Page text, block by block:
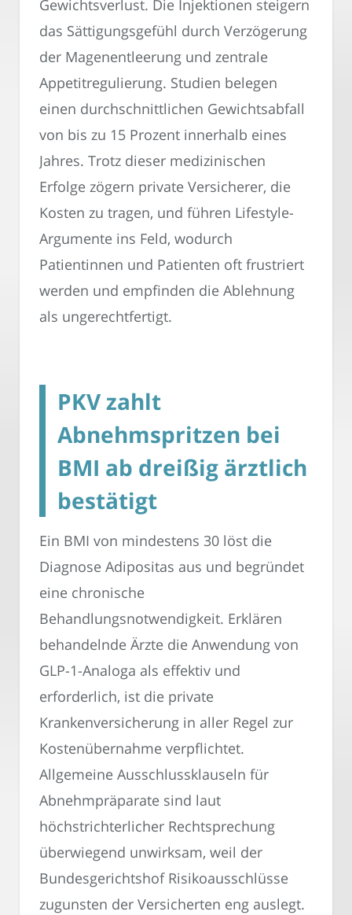
Gewichtsverlust. Die Injektionen steigern
das Sättigungsgefühl durch Verzögerung
der Magenentleerung und zentrale
Appetitregulierung. Studien belegen
einen durchschnittlichen Gewichtsabfall
von bis zu 15 Prozent innerhalb eines
Jahres. Trotz dieser medizinischen
Erfolge zögern private Versicherer, die
Kosten zu tragen, und führen Lifestyle-
Argumente ins Feld, wodurch
Patientinnen und Patienten oft frustriert
werden und empfinden die Ablehnung
als ungerechtfertigt.
PKV zahlt
Abnehmspritzen bei
BMI ab dreißig ärztlich
bestätigt
Ein BMI von mindestens 30 löst die
Diagnose Adipositas aus und begründet
eine chronische
Behandlungsnotwendigkeit. Erklären
behandelnde Ärzte die Anwendung von
GLP-1-Analoga als effektiv und
erforderlich, ist die private
Krankenversicherung in aller Regel zur
Kostenübernahme verpflichtet.
Allgemeine Ausschlussklauseln für
Abnehmpräparate sind laut
höchstrichterlicher Rechtsprechung
überwiegend unwirksam, weil der
Bundesgerichtshof Risikoausschlüsse
zugunsten der Versicherten eng auslegt.